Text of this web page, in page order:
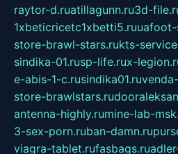
raytor-d.ruatillagunn.ru3d-
1xbeticricetc1xbetti5.ru
store-brawl-stars.rukts-
sindika-01.rusp-life.rux-
e-abis-1-c.rusindika01.ru
store-brawlstars.ru
antenna-highly.rumine-lab-
3-sex-porn.ruban-damn.ru
viagra-tablet.rufasbags.ru